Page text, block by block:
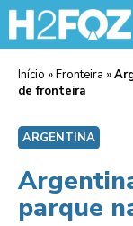
Início »Fronteira »
de fronteira
ARGENTINA
parque